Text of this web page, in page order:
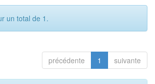
un total de 1.
précédente 1 suivante